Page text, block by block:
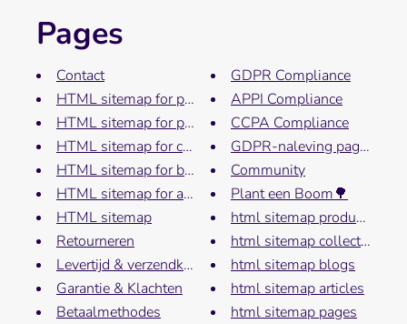
Pages
Contact
HTML sitemap for pages
HTML sitemap for products
HTML sitemap for collections
HTML sitemap for blogs
HTML sitemap for articles
HTML sitemap
Retourneren
Levertijd & verzendkosten
Garantie & Klachten
Betaalmethodes
GDPR Compliance
APPI Compliance
CCPA Compliance
GDPR-naleving pagina
Community
Plant een Boom🌳
html sitemap products
html sitemap collections
html sitemap blogs
html sitemap articles
html sitemap pages